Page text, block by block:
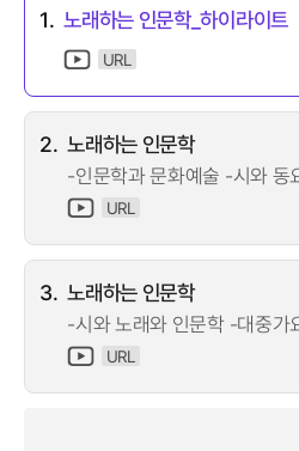
1. 노래하는 인문학_하이라이트
URL
2. 노래하는 인문학
-인문학과 문화예술 -시와 동
URL
3. 노래하는 인문학
-시와 노래와 인문학 -대중가
URL